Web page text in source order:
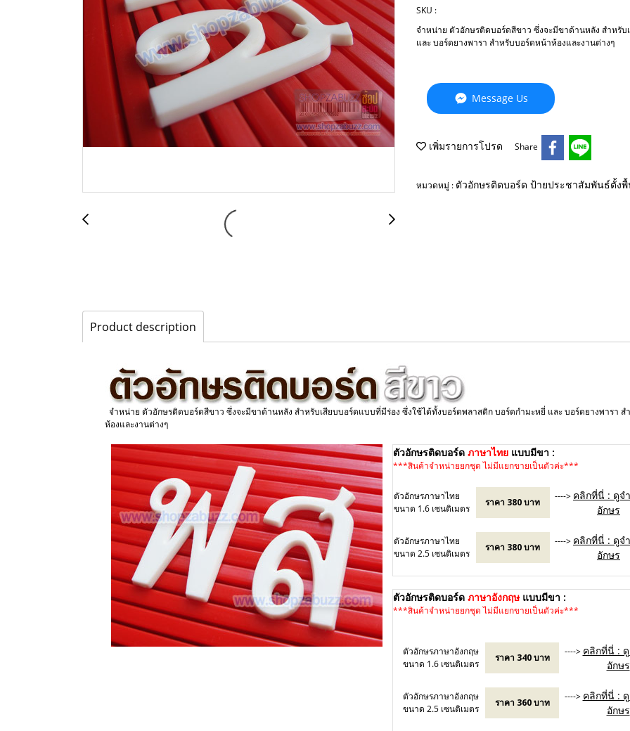
SKU :
จำหน่าย ตัวอักษรติดบอร์ดสีขาว​​ ซึ่งจะมีขาด้านหลัง สำหรั
และ บอร์ดยางพารา สำหรับบอร์ดหน้าห้องและงานต่างๆ
Message Us
เพิ่มรายการโปรด Share
หมวดหมู่ : ตัวอักษรติดบอร์ด ป้ายประชาสัมพันธ์ตั้ง
Product description
จำหน่าย ตัวอักษรติดบอร์ดสีขาว​​ ซึ่งจะมีขาด้านหลัง สำหรับเสียบบอร์ดแบบที่มีร่อง ซึ่งใช้ได้ทั้งบอร์ดพลาสติก บอร์ดกำมะหยี่ และ บอร์ดยางพารา ส
ห้องและงานต่างๆ
ตัวอักษรติดบอร์ด ภาษาไทย แบบมีขา :
***สินค้าจำหน่ายยกชุด ไม่มีแยกขายเป็นตัวค่ะ***
ตัวอักษรภาษาไทย
ขนาด 1.6 เซนติเมตร
ราคา 380 บาท
----> คลิกที่นี่ : ดูจ
อักษร
ตัวอักษรภาษาไทย
ขนาด 2.5 เซนติเมตร
ราคา 380 บาท
----> คลิกที่นี่ : ดูจ
อักษร
ตัวอักษรติดบอร์ด ภาษาอังกฤษ แบบมีขา :
***สินค้าจำหน่ายยกชุด ไม่มีแยกขายเป็นตัวค่ะ***
ตัวอักษรภาษาอังกฤษ
ขนาด 1.6 เซนติเมตร
ราคา 340 บาท
----> คลิกที่นี่ :
อักษร
ตัวอักษรภาษาอังกฤษ
ขนาด 2.5 เซนติเมตร
ราคา 360 บาท
----> คลิกที่นี่ :
อักษร